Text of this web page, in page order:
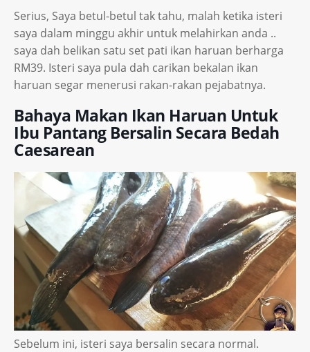
Serius, Saya betul-betul tak tahu, malah ketika isteri
saya dalam minggu akhir untuk melahirkan anda ..
saya dah belikan satu set pati ikan haruan berharga
RM39. Isteri saya pula dah carikan bekalan ikan
haruan segar menerusi rakan-rakan pejabatnya.
Bahaya Makan Ikan Haruan Untuk
Ibu Pantang Bersalin Secara Bedah
Caesarean
Sebelum ini, isteri saya bersalin secara normal.